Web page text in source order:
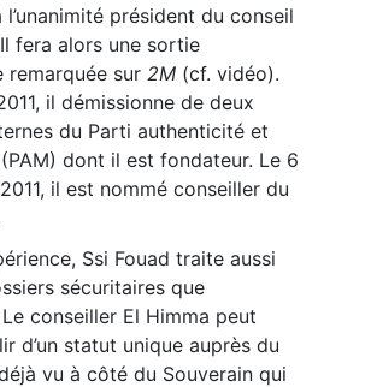
l’unanimité président du conseil
fera alors une sortie
remarquée sur 2M (cf. vidéo).
il démissionne de deux
du Parti authenticité et
dont il est fondateur. Le 6
il est nommé conseiller du
Ssi Fouad traite aussi
sécuritaires que
conseiller El Himma peut
d’un statut unique auprès du
déjà vu à côté du Souverain qui